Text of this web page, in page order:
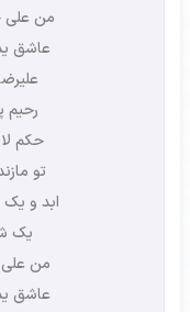
من علی
عاشق
رحیم
حکم
تو
ابد و
یک
من علی
عاشق